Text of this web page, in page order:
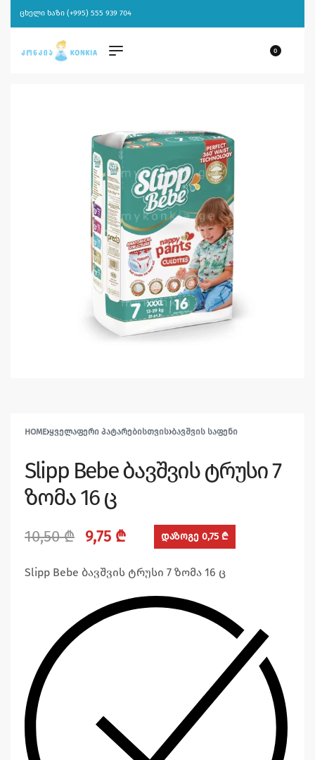
ცხელი ხაზი (+995) 555 939 704
0
HOME›ᲧᲕᲔᲚᲐᲤᲔᲠᲘ ᲞᲐᲢᲐᲠᲔᲑᲘᲡᲗᲕᲘᲡ›ᲑᲐᲕᲨᲕᲘᲡ ᲡᲐᲤᲔᲜᲘ
Slipp Bebe ბავშვის ტრუსი 7
ზომა 16 ც
10,50₾ 9,75 ₾ დაზოგე 0,75 ₾
Slipp Bebe ბავშვის ტრუსი 7 ზომა 16 ც